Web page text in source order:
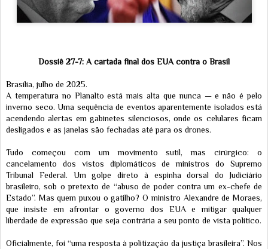
Dossiê 27-7: A cartada final dos EUA contra o Brasil
Brasília, julho de 2025.
A temperatura no Planalto está mais alta que nunca — e não é pelo
inverno seco. Uma sequência de eventos aparentemente isolados está
acendendo alertas em gabinetes silenciosos, onde os celulares ficam
desligados e as janelas são fechadas até para os drones.
Tudo começou com um movimento sutil, mas cirúrgico: o
cancelamento dos vistos diplomáticos de ministros do Supremo
Tribunal Federal. Um golpe direto à espinha dorsal do Judiciário
brasileiro, sob o pretexto de “abuso de poder contra um ex-chefe de
Estado”. Mas quem puxou o gatilho? O ministro Alexandre de Moraes,
que insiste em afrontar o governo dos EUA e mitigar qualquer
liberdade de expressão que seja contrária a seu ponto de vista político.
Oficialmente, foi “uma resposta à politização da justiça brasileira”. Nos